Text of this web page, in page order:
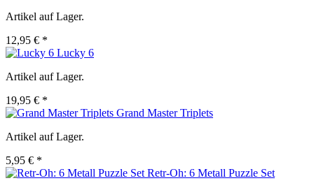
Artikel auf Lager.
12,95 € *
Lucky 6
Artikel auf Lager.
19,95 € *
Grand Master Triplets
Artikel auf Lager.
5,95 € *
Retr-Oh: 6 Metall Puzzle Set